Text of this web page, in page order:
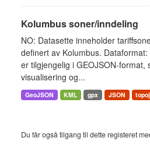
Kolumbus soner/inndeling
NO: Datasette inneholder
definert av Kolumbus.
er tilgjengelig i GEOJSON-format,
visualisering og...
GeoJSON KML gpx JSON
Du får også tilgang til dette registeret